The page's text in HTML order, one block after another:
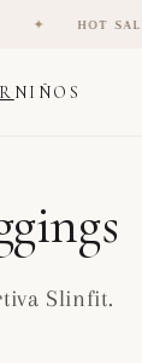
| 15% DE
NIÑOS
Slinfit.